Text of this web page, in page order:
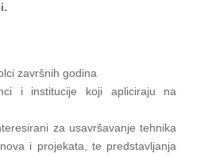
završnih godina
i institucije koji apliciraju na
za usavršavanje tehnika
i projekata, te predstavljanja